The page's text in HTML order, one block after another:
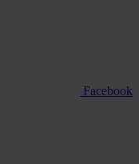
Facebook